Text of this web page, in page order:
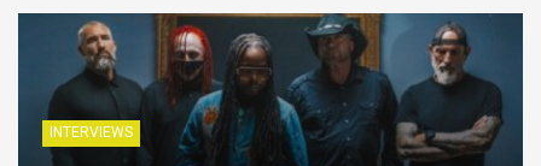
INTERVIEWS